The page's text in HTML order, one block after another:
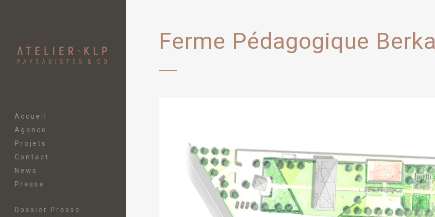
Accueil
Agence
Projets
Contact
News
Presse
Dossier Presse
Ferme Pédagogique